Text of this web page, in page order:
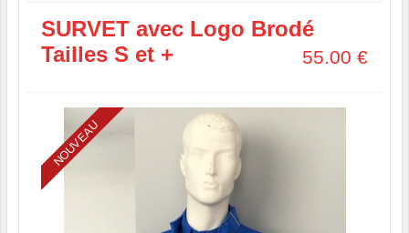
SURVET avec Logo Brodé
Tailles S et +
55.00 €
NOUVEAU